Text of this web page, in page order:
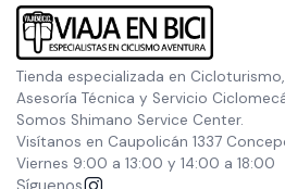
Tienda especializada en
Asesoría Técnica y Servicio
Somos Shimano Service Center.
Visítanos en Caupolicán 1337
Viernes 9:00 a 13:00 y 14:00 a 18:00